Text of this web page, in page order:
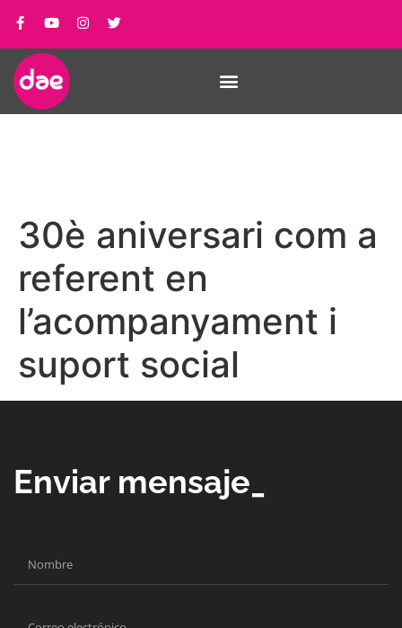
30è aniversari com a
referent en
l’acompanyament i
suport social
Enviar mensaje_